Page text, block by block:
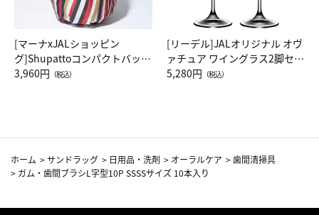
[マーナxJALショッピン
グ]Shupattoコンパクトバッグ
Drop JAL客室乗務員（LC）ス
3,960円 （税込）
[リーデル]JALオリジナル オヴ
ァチュア ワイングラス2脚セッ
ト（レッドワイン）
5,280円 （税込）
ホーム >サンドラッグ > 日用品・洗剤 > オーラルケア >歯間清掃具
> ガム・歯間ブラシL字型10P SSSSサイズ 10本入り